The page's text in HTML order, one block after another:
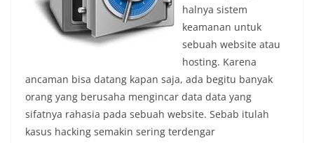
halnya sistem
keamanan untuk
sebuah website atau
hosting. Karena
ancaman bisa datang kapan saja, ada begitu banyak
orang yang berusaha mengincar data data yang
sifatnya rahasia pada sebuah website. Sebab itulah
kasus hacking semakin sering terdengar